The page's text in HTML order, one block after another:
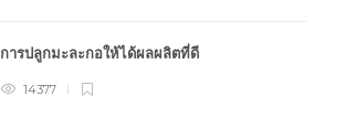
การปลูกมะละกอให้ได้ผลผลิตที่ดี
14377